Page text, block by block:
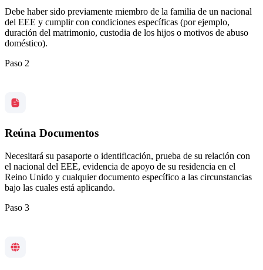
Debe haber sido previamente miembro de la familia de un nacional
del EEE y cumplir con condiciones específicas (por ejemplo,
duración del matrimonio, custodia de los hijos o motivos de abuso
doméstico).
Paso 2
Reúna Documentos
Necesitará su pasaporte o identificación, prueba de su relación con
el nacional del EEE, evidencia de apoyo de su residencia en el
Reino Unido y cualquier documento específico a las circunstancias
bajo las cuales está aplicando.
Paso 3